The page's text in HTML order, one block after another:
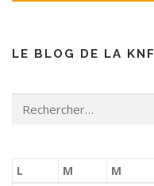
LE BLOG DE LA KNF
L M M